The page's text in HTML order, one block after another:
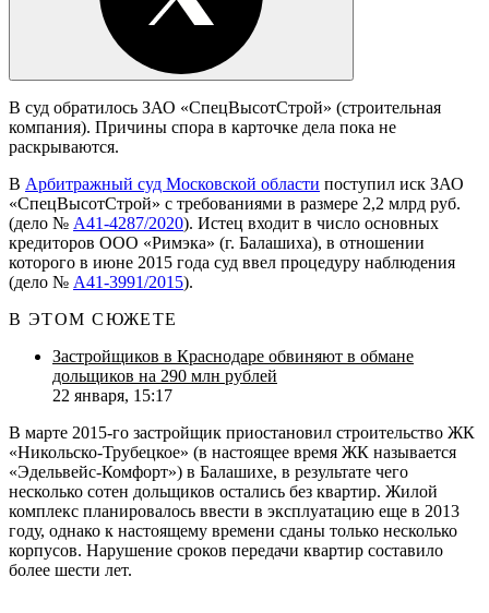
В суд обратилось ЗАО «СпецВысотСтрой» (строительная
компания). Причины спора в карточке дела пока не
раскрываются.
В Арбитражный суд Московской области поступил иск ЗАО
«СпецВысотСтрой» с требованиями в размере 2,2 млрд руб.
(дело № А41-4287/2020). Истец входит в число основных
кредиторов ООО «Римэка» (г. Балашиха), в отношении
которого в июне 2015 года суд ввел процедуру наблюдения
(дело № А41-3991/2015).
В ЭТОМ СЮЖЕТЕ
Застройщиков в Краснодаре обвиняют в обмане
дольщиков на 290 млн рублей
22 января, 15:17
В марте 2015-го застройщик приостановил строительство ЖК
«Никольско-Трубецкое» (в настоящее время ЖК называется
«Эдельвейс-Комфорт») в Балашихе, в результате чего
несколько сотен дольщиков остались без квартир. Жилой
комплекс планировалось ввести в эксплуатацию еще в 2013
году, однако к настоящему времени сданы только несколько
корпусов. Нарушение сроков передачи квартир составило
более шести лет.